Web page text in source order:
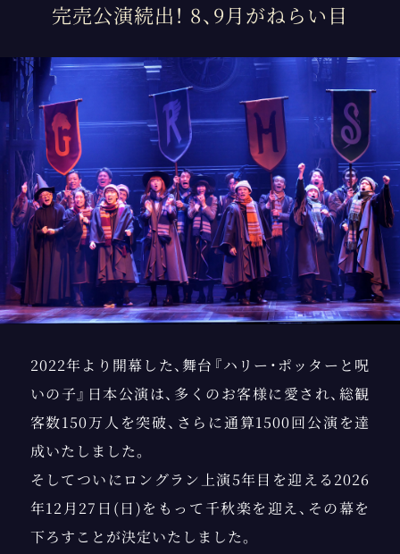
完売公演続出！ 8、9月がねらい目
2022年より開幕した、舞台『ハリー・ポッターと呪
いの子』日本公演は、多くのお客様に愛され、総観
客数150万人を突破、さらに通算1500回公演を達
成いたしました。
そしてついにロングラン上演5年目を迎える2026
年12月27日(日)をもって千秋楽を迎え、その幕を
下ろすことが決定いたしました。